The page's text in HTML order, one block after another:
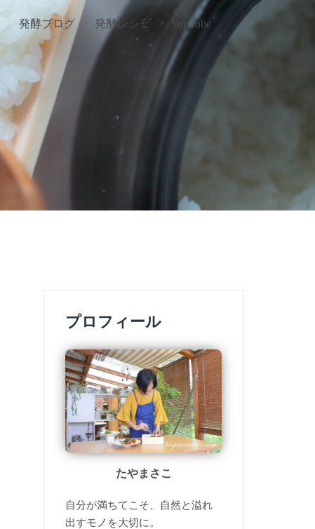
発酵ブログ 発酵レシピ
YouTube
プロフィール
たやまさこ
自分が満ちてこそ、自然と溢れ
出すモノを大切に。